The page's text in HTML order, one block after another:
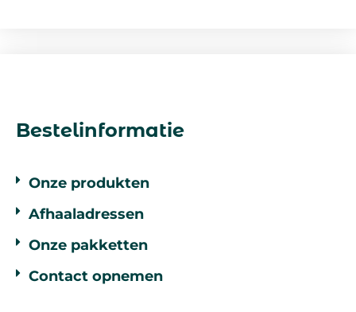
Bestelinformatie
Onze produkten
Afhaaladressen
Onze pakketten
Contact opnemen